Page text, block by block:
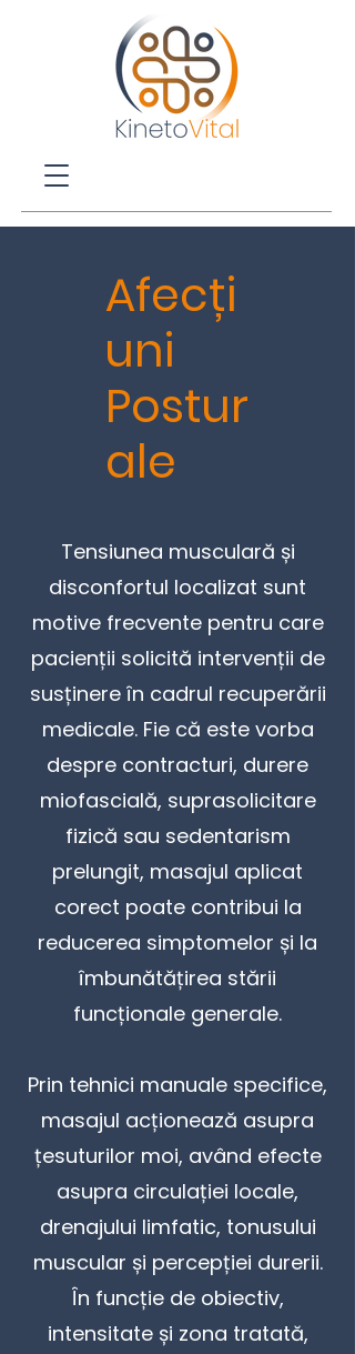
Afecți
uni
Postur
ale
Tensiunea musculară și
disconfortul localizat sunt
motive frecvente pentru care
pacienții solicită intervenții de
susținere în cadrul recuperării
medicale. Fie că este vorba
despre contracturi, durere
miofascială, suprasolicitare
fizică sau sedentarism
prelungit, masajul aplicat
corect poate contribui la
reducerea simptomelor și la
îmbunătățirea stării
funcționale generale.
Prin tehnici manuale specifice,
masajul acționează asupra
țesuturilor moi, având efecte
asupra circulației locale,
drenajului limfatic, tonusului
muscular și percepției durerii.
În funcție de obiectiv,
intensitate și zona tratată,